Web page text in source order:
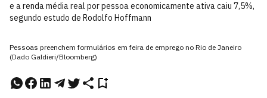
e a renda média real por pessoa economicamente ativa caiu 7,5%,
segundo estudo de Rodolfo Hoffmann
Pessoas preenchem formulários em feira de emprego no Rio de Janeiro
(Dado Galdieri/Bloomberg)